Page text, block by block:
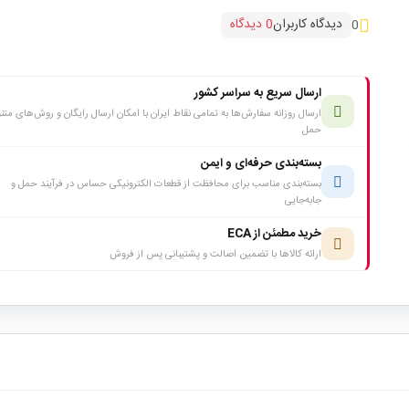
0 دیدگاه کاربران0 دیدگاه
ارسال سریع به سراسر کشور
ارسال روزانه سفارش‌ها به تمامی نقاط ایران با امکان ارسال رایگان و روش‌های
حمل
بسته‌بندی حرفه‌ای و ایمن
بسته‌بندی مناسب برای محافظت از قطعات الکترونیکی حساس در فرآیند حمل و
جابه‌جایی
خرید مطمئن از ECA
ارائه کالاها با تضمین اصالت و پشتیبانی پس از فروش